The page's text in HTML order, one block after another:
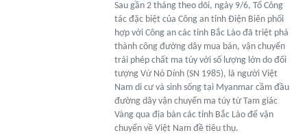
Sau gần 2 tháng theo dõi, ngày 9/6, Tổ Công
tác đặc biệt của Công an tỉnh Điện Biên phối
hợp với Công an các tỉnh Bắc Lào đã triệt phá
thành công đường dây mua bán, vận chuyển
trái phép chất ma túy với số lượng lớn do đối
tượng Vừ Nỏ Dính (SN 1985), là người Việt
Nam di cư và sinh sống tại Myanmar cầm đầu
đường dây vận chuyển ma túy từ Tam giác
Vàng qua địa bàn các tỉnh Bắc Lào để vận
chuyển về Việt Nam đề tiêu thụ.